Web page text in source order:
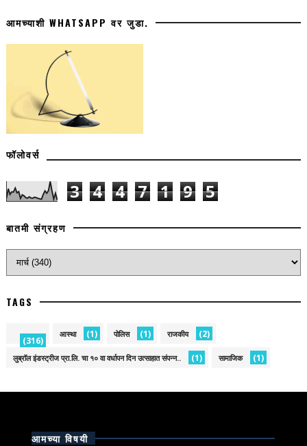
आमच्याशी WHATSAPP वर जुडा.
फॉलोवर्स
3 4 4 7 1 9 5
बातमी संग्रहण
TAGS
(316)
आस्था (1) पोलिस (1) राजकीय (2)
लुब्रॉल इंडस्ट्रीज प्रा.लि. चा १० वा वर्धापन दिन उत्साहात संपन्न.. (1) सामाजिक (1)
आमच्या विषयी